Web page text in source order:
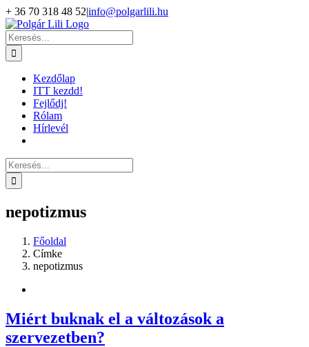
Kihagyás
+ 36 70 318 48 52|info@polgarlili.hu
Keresés...
Kezdőlap
ITT kezdd!
Fejlődj!
Rólam
Hírlevél
Keresés...
nepotizmus
Főoldal
Címke
nepotizmus
Miért buknak el a változások a
szervezetben?